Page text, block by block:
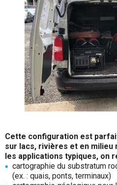
Cette configuration est
sur lacs, rivières et en milieu
les applications typiques, on
cartographie du substratum
(ex. : quais, ponts, terminaux)